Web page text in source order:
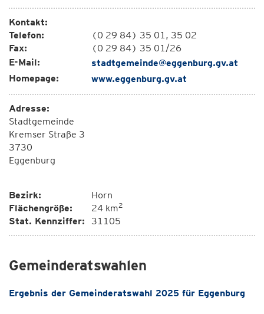
Kontakt:
Telefon:
(0 29 84) 35 01, 35 02
Fax:
(0 29 84) 35 01/26
E-Mail:
stadtgemeinde@eggenburg.gv.at
Homepage:
www.eggenburg.gv.at
Adresse:
Stadtgemeinde
Kremser Straße 3
3730
Eggenburg
Bezirk:
Horn
Flächengröße:
24 km2
Stat. Kennziffer: 31105
Gemeinderatswahlen
Ergebnis der Gemeinderatswahl 2025 für Eggenburg